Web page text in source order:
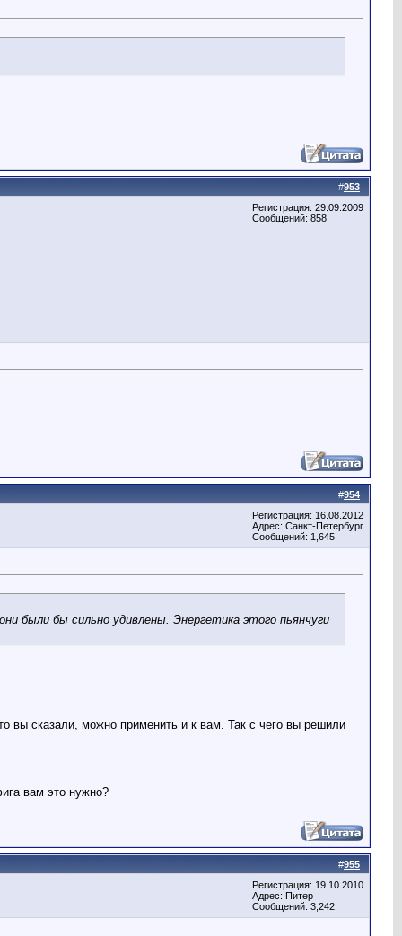
#953
Регистрация: 29.09.2009
Сообщений: 858
#954
Регистрация: 16.08.2012
Адрес: Санкт-Петербург
Сообщений: 1,645
были бы сильно удивлены. Энергетика этого пьянчуги
вы сказали, можно применить и к вам. Так с чего вы решили
вам это нужно?
#955
Регистрация: 19.10.2010
Адрес: Питер
Сообщений: 3,242